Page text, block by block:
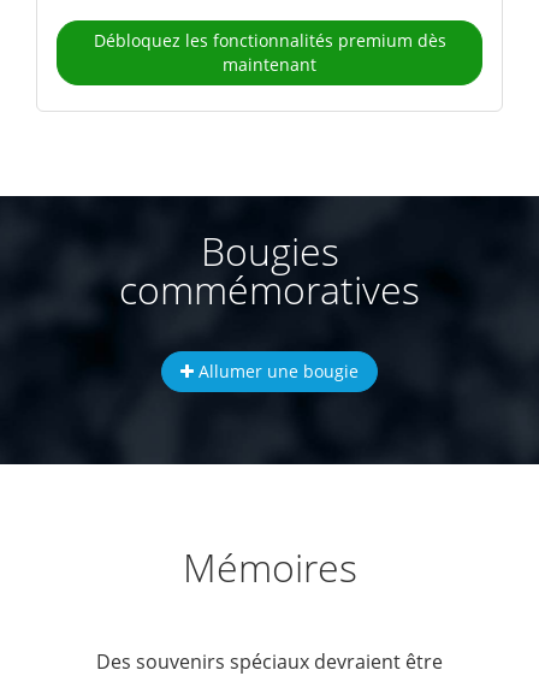
Débloquez les fonctionnalités premium dès
maintenant
Bougies
commémoratives
Allumer une bougie
Mémoires
Des souvenirs spéciaux devraient être